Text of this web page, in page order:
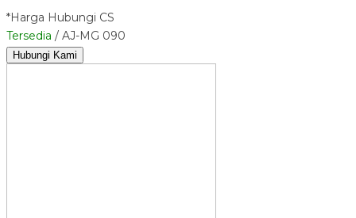
*Harga Hubungi CS
Tersedia / AJ-MG 090
Hubungi Kami